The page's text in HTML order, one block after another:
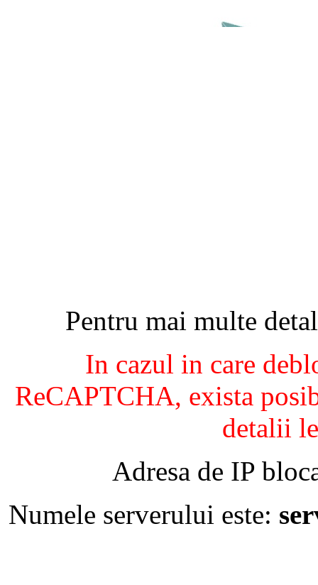
Pentru mai multe
In cazul in care
ReCAPTCHA, exista
detalii
Adresa de IP
Numele serverului este: